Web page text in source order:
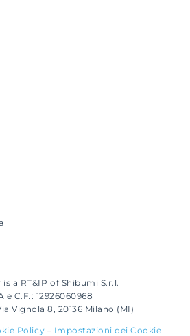
a RT&IP of Shibumi S.r.l.
e C.F.: 12926060968
Vignola 8, 20136 Milano (MI)
Policy – Impostazioni dei Cookie